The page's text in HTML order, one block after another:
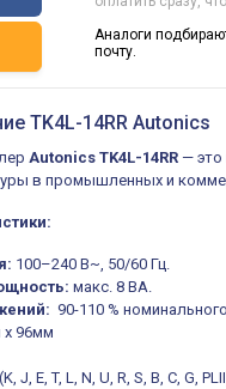
Аналоги
почту.
TK4L-14RR Autonics
Autonics TK4L-14RR — это
в промышленных и
100–240 В~, 50/60 Гц.
макс. 8 ВА.
: 90-110 %
х 96мм
J, E, T, L, N, U, R, S, B, C, G,